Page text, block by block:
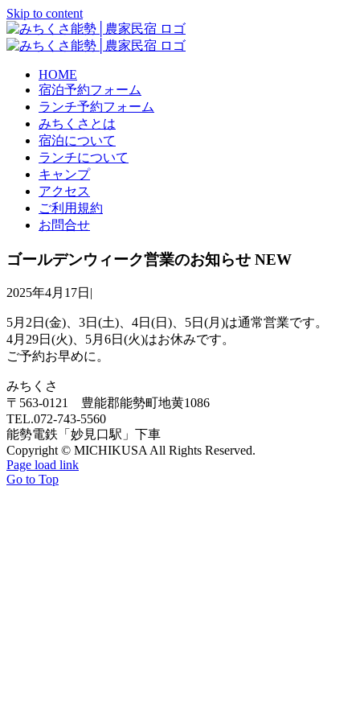
Skip to content
HOME
宿泊予約フォーム
ランチ予約フォーム
みちくさとは
宿泊について
ランチについて
キャンプ
アクセス
ご利用規約
お問合せ
ゴールデンウィーク営業のお知らせ NEW
2025年4月17日 |
5月2日(金)、3日(土)、4日(日)、5日(月)は通常営業です。
4月29日(火)、5月6日(火)はお休みです。
ご予約お早めに。
みちくさ
〒563-0121 豊能郡能勢町地黄1086
TEL.072-743-5560
能勢電鉄「妙見口駅」下車
Copyright © MICHIKUSA All Rights Reserved.
Page load link
Go to Top